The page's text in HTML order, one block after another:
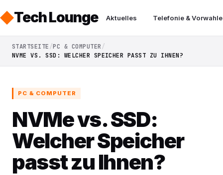
Tech Lounge Aktuelles Telefonie &
STARTSEITE PC & COMPUTER
NVME VS. SSD: WELCHER SPEICHER PASST ZU IHNEN?
PC & COMPUTER
NVMe vs. SSD:
Welcher Speicher
passt zu Ihnen?